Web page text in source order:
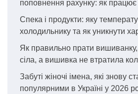
поповнення рахунку: як працює
Спека і продукти: яку
холодильнику та як уникнути
Як правильно прати
сіла, а вишивка не втратила
Забуті жіночі імена, які знову
популярними в Україні у 2026